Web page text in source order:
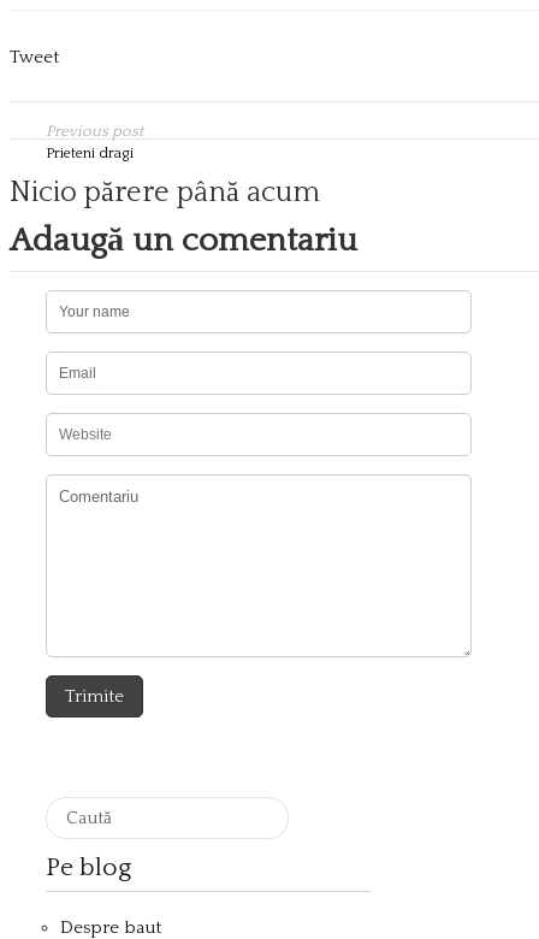
Tweet
Previous post
Prieteni dragi
Nicio părere până acum
Adaugă un comentariu
Pe blog
Despre baut